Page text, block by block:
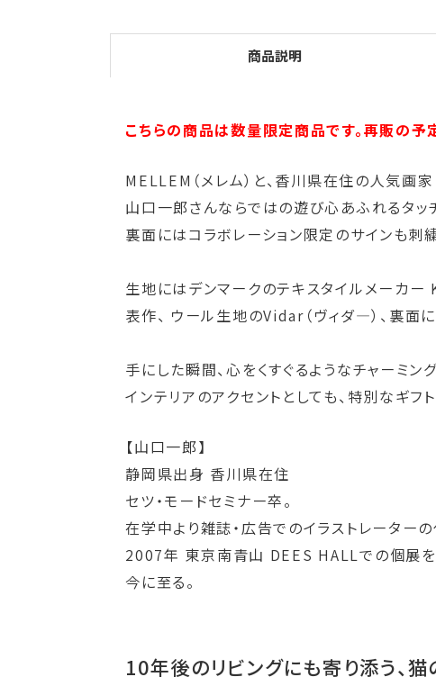
商品説明
こちらの商品は数量限定商品です。再販の予
MELLEM（メレム）と、香川県在住の人気画
山口一郎さんならではの遊び心あふれるタッ
裏面にはコラボレーション限定のサインも刺
生地にはデンマークのテキスタイルメーカー
表作、 ウール生地のVidar（ヴィダ―）、裏面
手にした瞬間、心をくすぐるようなチャーミン
インテリアのアクセントとしても、特別なギフ
【山口一郎】
静岡県出身 香川県在住
セツ・モードセミナー卒。
在学中より雑誌・広告でのイラストレーターの
2007年 東京南青山 DEES HALLでの個展
今に至る。
10年後のリビングにも寄り添う、猫